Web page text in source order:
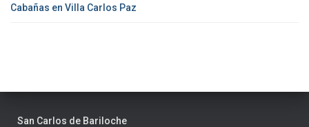
Cabañas en Villa Carlos Paz
San Carlos de Bariloche